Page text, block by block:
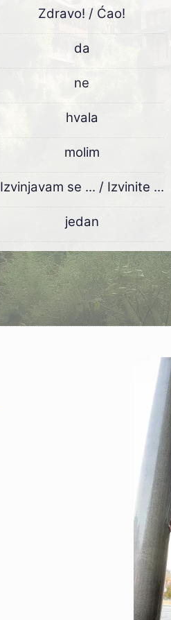
Zdravo! / Ćao!
da
ne
hvala
molim
Izvinjavam se ... / Izvinite ...
jedan